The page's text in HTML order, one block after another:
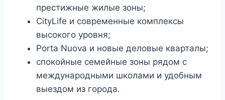
престижные жилые зоны;
CityLife и современные комплексы
высокого уровня;
Porta Nuova и новые деловые кварталы;
спокойные семейные зоны рядом с
международными школами и удобным
выездом из города.